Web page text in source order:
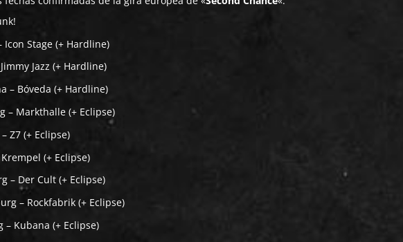
Icon Stage (+ Hardline)
Jazz (+ Hardline)
– Bóveda (+ Hardline)
– Markthalle (+ Eclipse)
Z7 (+ Eclipse)
(+ Eclipse)
– Der Cult (+ Eclipse)
– Rockfabrik (+ Eclipse)
– Kubana (+ Eclipse)